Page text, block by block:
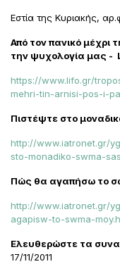
Εστία της Κυριακής,
Από τον πανικό μέχρι
την ψυχολογία μας -
https://www.lifo.gr/
mehri-tin-arnisi-pos-i-
Πιστέψτε στο
http://www.iatronet.gr/
sto-monadiko-swma-
Πώς θα αγαπήσω το
http://www.iatronet.gr/
agapisw-to-swma-
Ελευθερώστε τα
17/11/2011